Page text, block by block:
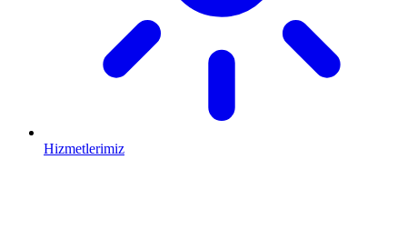
Hizmetlerimiz